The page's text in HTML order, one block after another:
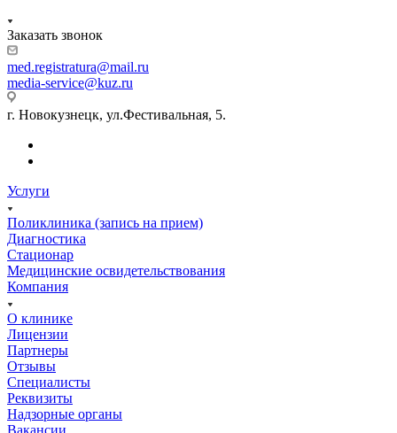
Заказать звонок
med.registratura@mail.ru
media-service@kuz.ru
г. Новокузнецк, ул.Фестивальная, 5.
Услуги
Поликлиника (запись на прием)
Диагностика
Стационар
Медицинские освидетельствования
Компания
О клинике
Лицензии
Партнеры
Отзывы
Специалисты
Реквизиты
Надзорные органы
Вакансии